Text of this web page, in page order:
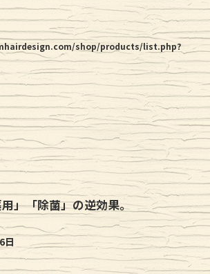
shop/products/list.php?
」「除菌」の逆効果。
日